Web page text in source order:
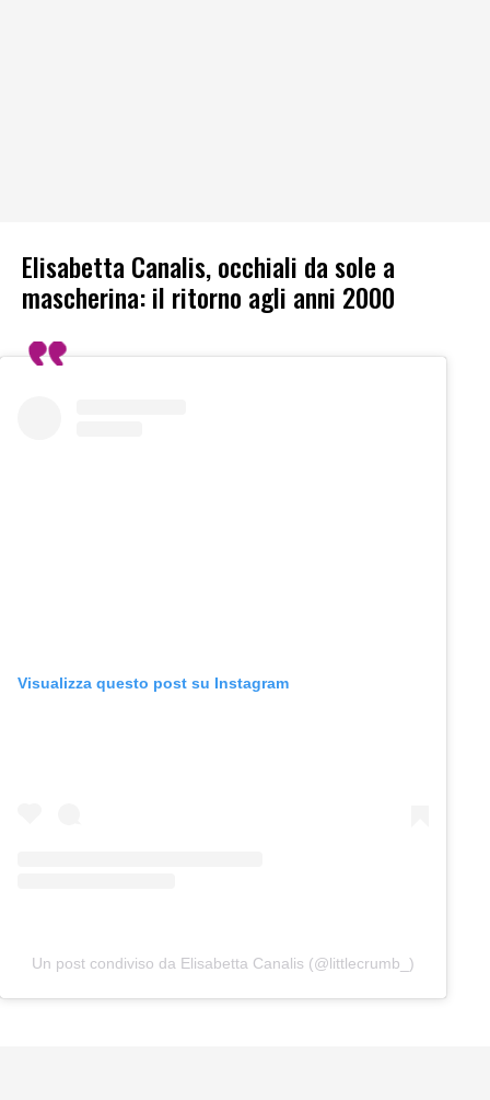
Elisabetta Canalis, occhiali da sole a
mascherina: il ritorno agli anni 2000
Visualizza questo post su Instagram
Un post condiviso da Elisabetta Canalis (@littlecrumb_)